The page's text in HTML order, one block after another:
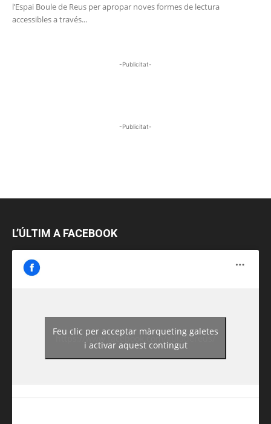
l’Espai Boule de Reus per apropar noves formes de lectura
accessibles a través...
-Publicitat-
-Publicitat-
L’ÚLTIM A FACEBOOK
https://www.facebook.com/guiadereus/
Feu clic per acceptar màrqueting galetes
i activar aquest contingut